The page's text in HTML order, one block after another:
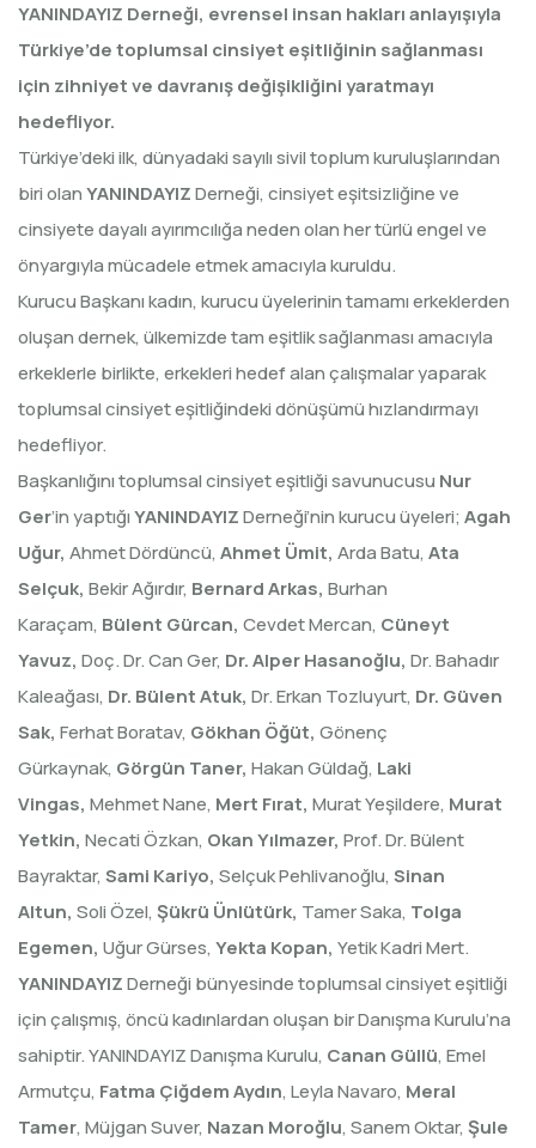
YANINDAYIZ Derneği, evrensel insan hakları anlayışıyla
Türkiye’de toplumsal cinsiyet eşitliğinin sağlanması
için zihniyet ve davranış değişikliğini yaratmayı
hedefliyor.
Türkiye’deki ilk, dünyadaki sayılı sivil toplum kuruluşlarından
biri olanYANINDAYIZDerneği, cinsiyet eşitsizliğine ve
cinsiyete dayalı ayırımcılığa neden olan her türlü engel ve
önyargıyla mücadele etmek amacıyla kuruldu.
Kurucu Başkanı kadın, kurucu üyelerinin tamamı erkeklerden
oluşan dernek, ülkemizde tam eşitlik sağlanması amacıyla
erkeklerle birlikte, erkekleri hedef alan çalışmalar yaparak
toplumsal cinsiyet eşitliğindeki dönüşümü hızlandırmayı
hedefliyor.
Başkanlığını toplumsal cinsiyet eşitliği savunucusu Nur
Ger’in yaptığıYANINDAYIZDerneği’nin kurucu üyeleri; Agah
Uğur, Ahmet Dördüncü, Ahmet Ümit, Arda Batu, Ata
Selçuk, Bekir Ağırdır, Bernard Arkas, Burhan
Karaçam, Bülent Gürcan, Cevdet Mercan, Cüneyt
Yavuz, Doç. Dr. Can Ger, Dr. Alper Hasanoğlu, Dr. Bahadır
Kaleağası, Dr. Bülent Atuk, Dr. Erkan Tozluyurt, Dr. Güven
Sak, Ferhat Boratav, Gökhan Öğüt, Gönenç
Gürkaynak, Görgün Taner, Hakan Güldağ, Laki
Vingas, Mehmet Nane, Mert Fırat, Murat Yeşildere, Murat
Yetkin, Necati Özkan, Okan Yılmazer, Prof. Dr. Bülent
Bayraktar, Sami Kariyo, Selçuk Pehlivanoğlu, Sinan
Altun, Soli Özel, Şükrü Ünlütürk, Tamer Saka, Tolga
Egemen, Uğur Gürses, Yekta Kopan, Yetik Kadri Mert.
YANINDAYIZDerneği bünyesinde toplumsal cinsiyet eşitliği
için çalışmış, öncü kadınlardan oluşan bir Danışma Kurulu’na
sahiptir. YANINDAYIZ Danışma Kurulu, Canan Güllü, Emel
Armutçu, Fatma Çiğdem Aydın, Leyla Navaro, Meral
Tamer, Müjgan Suver, Nazan Moroğlu, Sanem Oktar, Şule